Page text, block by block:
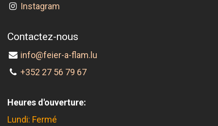
Instagram
Contactez-nous
info@feier-a-flam.lu
+352 27 56 79 67
Heures d'ouverture:
Lundi: Fermé